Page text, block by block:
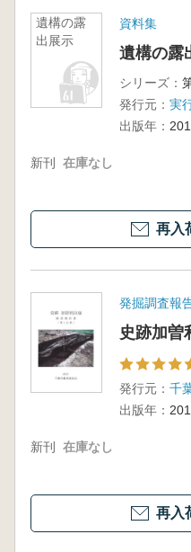
遺構の露
出展示
資料集
遺構の露
シリーズ：
発行元：
出版年：
新刊 在庫なし
再入
発掘調査報
史跡加
発行元： 千
出版年：
新刊 在庫なし
再入